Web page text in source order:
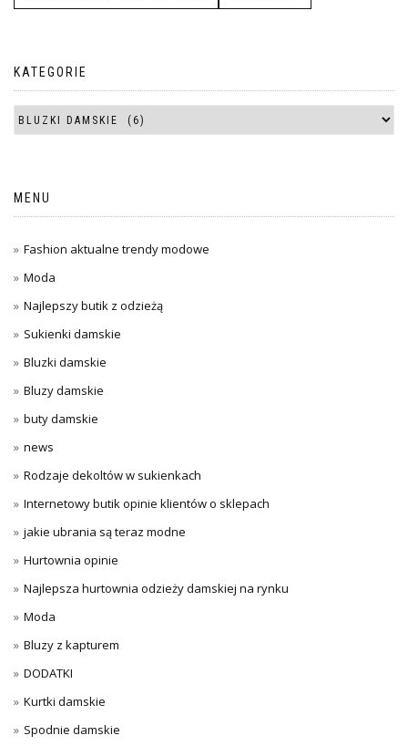
KATEGORIE
MENU
Fashion aktualne trendy modowe
Moda
Najlepszy butik z odzieżą
Sukienki damskie
Bluzki damskie
Bluzy damskie
buty damskie
news
Rodzaje dekoltów w sukienkach
Internetowy butik opinie klientów o sklepach
jakie ubrania są teraz modne
Hurtownia opinie
Najlepsza hurtownia odzieży damskiej na rynku
Moda
Bluzy z kapturem
DODATKI
Kurtki damskie
Spodnie damskie